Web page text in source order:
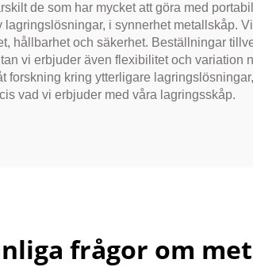
de som har mycket att göra med
i synnerhet metallskåp.
hållbarhet och säkerhet. Beställningar
vi erbjuder även flexibilitet och variation
forskning kring ytterligare
vad vi erbjuder med våra lagringsskåp.
frågor om